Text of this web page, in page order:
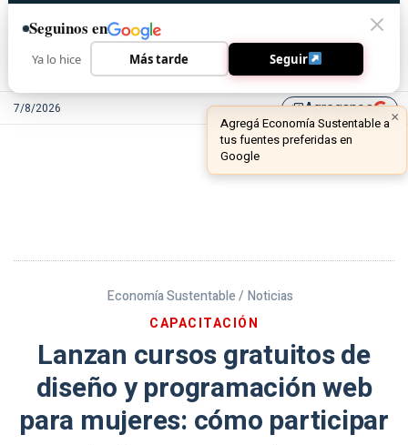
7/8/2026 library_addAgreganos
Economía Sustentable / Noticias
CAPACITACIÓN
Lanzan cursos gratuitos de
diseño y programación web
para mujeres: cómo participar
Seguinos en
Ya lo hice Más tarde Seguir